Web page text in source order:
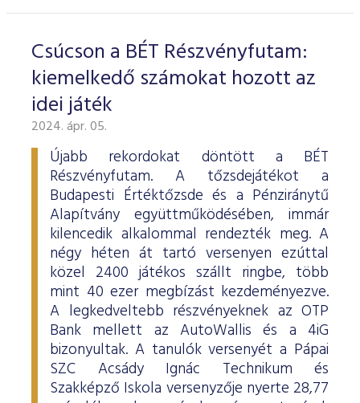
Csúcson a BÉT Részvényfutam:
kiemelkedő számokat hozott az
idei játék
2024. ápr. 05.
Újabb rekordokat döntött a BÉT
Részvényfutam. A tőzsdejátékot a
Budapesti Értéktőzsde és a Pénziránytű
Alapítvány együttműködésében, immár
kilencedik alkalommal rendezték meg. A
négy héten át tartó versenyen ezúttal
közel 2400 játékos szállt ringbe, több
mint 40 ezer megbízást kezdeményezve.
A legkedveltebb részvényeknek az OTP
Bank mellett az AutoWallis és a 4iG
bizonyultak. A tanulók versenyét a Pápai
SZC Acsády Ignác Technikum és
Szakképző Iskola versenyzője nyerte 28,77